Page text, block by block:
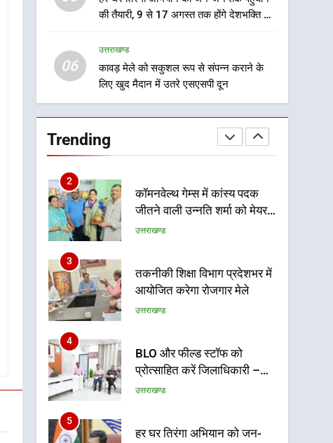
की तैयारी, 9 से 17 अगस्त तक होंगे देशभक्ति के
06
उत्तराखण्ड
कावड़ मेले को सकुशल रूप से संपन्न कराने के
लिए खुद मैदान में उतरे एसएसपी दून
Trending
ट्रॉफी का मंच, न्याय पंचायत से
राज्य स्तर तक होगा प्रतिभा का
प्रदर्शन
उत्तराखण्ड
1
विशेष स्वच्छता अभियान में डीएम
एवं सचिव विधिक सेवा प्राधिकरण
ने किया प्रतिभाग, 100 से अधिक
2
कॉमनवेल्थ गेम्स में कांस्य पदक
जीतने वाली उन्नति शर्मा को मेयर
सौरभ थपलियाल ने किया सम्मानित
उत्तराखण्ड
3
तकनीकी शिक्षा विभाग प्रदेशभर में
आयोजित करेगा रोजगार मेले
उत्तराखण्ड
4
BLO और फील्ड स्टॉफ को
प्रोत्साहित करें जिलाधिकारी –
सीईओ
उत्तराखण्ड
5
हर घर तिरंगा अभियान को जन-